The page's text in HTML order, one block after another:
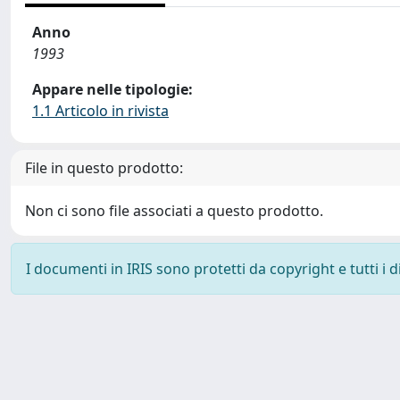
Anno
1993
Appare nelle tipologie:
1.1 Articolo in rivista
File in questo prodotto:
Non ci sono file associati a questo prodotto.
I documenti in IRIS sono protetti da copyright e tutti i